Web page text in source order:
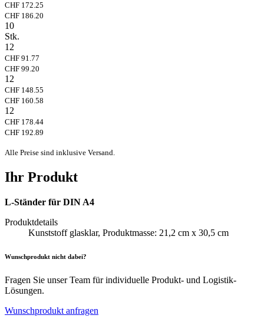
CHF 172.25
CHF 186.20
10
Stk.
12
CHF 91.77
CHF 99.20
12
CHF 148.55
CHF 160.58
12
CHF 178.44
CHF 192.89
Alle Preise sind inklusive Versand.
Ihr Produkt
L-Ständer für DIN A4
Produktdetails
Kunststoff glasklar, Produktmasse: 21,2 cm x 30,5 cm
Wunschprodukt nicht dabei?
Fragen Sie unser Team für individuelle Produkt- und Logistik-
Lösungen.
Wunschprodukt anfragen